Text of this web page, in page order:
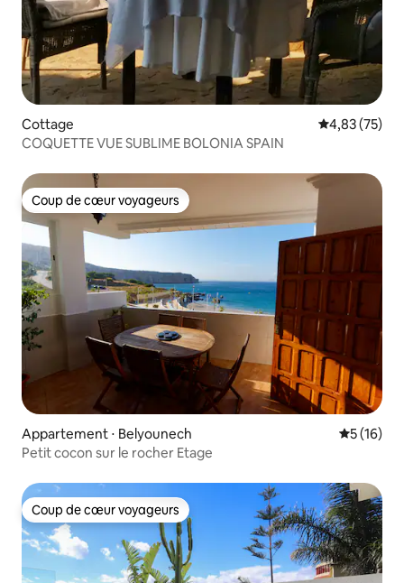
Cottage Évaluation
4,83 (75)
COQUETTE VUE SUBLIME BOLONIA SPAIN
Coup de cœur voyageurs
Coup de cœur voyageurs
Appartement ⋅ Belyounech
5 (16)
Petit cocon sur le rocher Etage
Coup de cœur voyageurs
Coup de cœur voyageurs